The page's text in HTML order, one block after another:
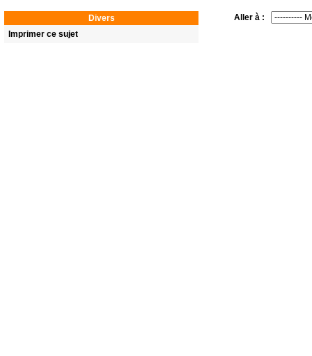
Divers
Imprimer ce sujet
Aller à :